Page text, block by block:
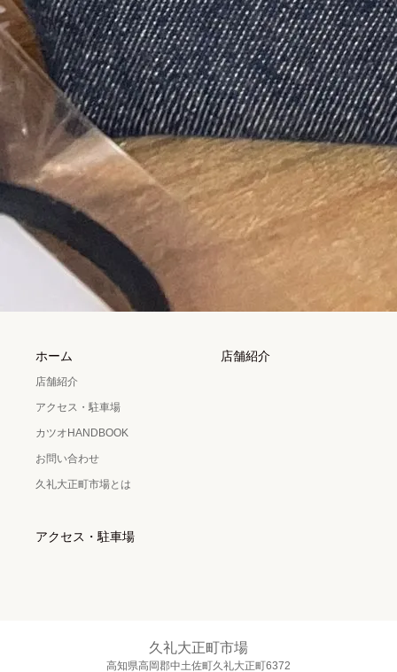
ホーム
店舗紹介
アクセス・駐車場
カツオHANDBOOK
お問い合わせ
久礼大正町市場とは
店舗紹介
アクセス・駐車場
久礼大正町市場
高知県高岡郡中土佐町久礼大正町6372